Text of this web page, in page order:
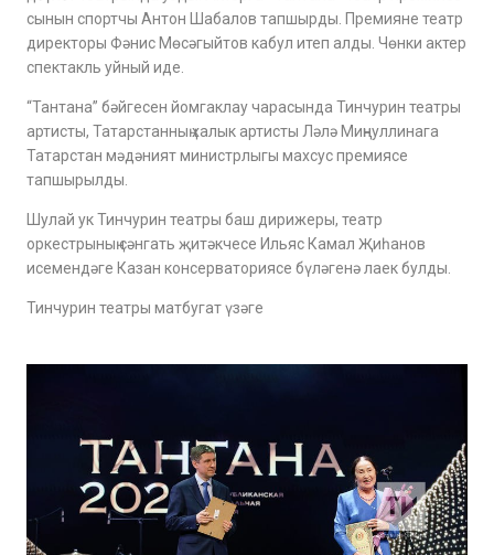
сынын спортчы Антон Шабалов тапшырды. Премияне театр
директоры Фәнис Мөсәгыйтов кабул итеп алды. Чөнки актер
спектакль уйный иде.
“Тантана” бәйгесен йомгаклау чарасында Тинчурин театры
артисты, Татарстанның халык артисты Ләлә Миңнуллинага
Татарстан мәдәният министрлыгы махсус премиясе
тапшырылды.
Шулай ук Тинчурин театры баш дирижеры, театр
оркестрының сәнгать җитәкчесе Ильяс Камал Җиһанов
исемендәге Казан консерваториясе бүләгенә лаек булды.
Тинчурин театры матбугат үзәге